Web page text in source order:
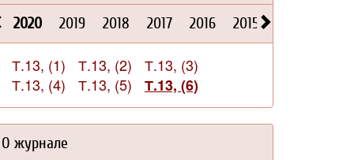
2020 2019 2018 2017 2016 2015
Т.13, (1) Т.13, (2)
Т.13, (3)
Т.13, (4)
Т.13, (5) Т.13, (6)
О журнале